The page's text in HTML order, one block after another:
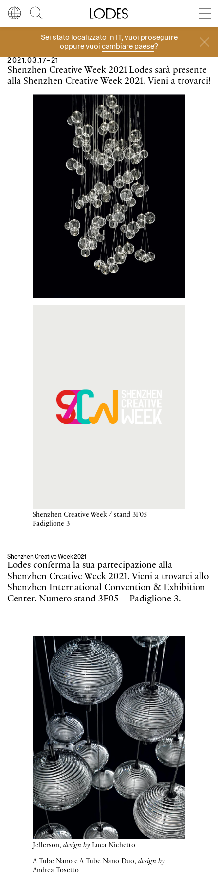
Sei stato localizzato in IT, vuoi proseguire
oppure vuoicambiare paese?
LinguaItaliano
Italiano
RegioneEuropa
Resto del mondo
Store locator Press room
Diesel Living with Lodes
Eventi
2021.03.17–21
Shenzhen Creative Week 2021 Lodes sarà presente
alla Shenzhen Creative Week 2021. Vieni a trovarci!
Shenzhen Creative Week ⁄ stand 3F05 –
Padiglione 3
Shenzhen Creative Week 2021
Lodes conferma la sua partecipazione alla
Shenzhen Creative Week 2021. Vieni a trovarci allo
Shenzhen International Convention & Exhibition
Center. Numero stand 3F05 – Padiglione 3.
Jefferson,design by Luca Nichetto
A-Tube Nano e A-Tube Nano Duo,design by
Andrea Tosetto